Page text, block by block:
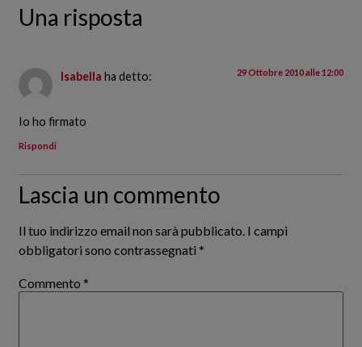
Una risposta
Isabella ha detto: 29 Ottobre 2010 alle 12:00
Io ho firmato
Rispondi
Lascia un commento
Il tuo indirizzo email non sarà pubblicato. I campi
obbligatori sono contrassegnati *
Commento *